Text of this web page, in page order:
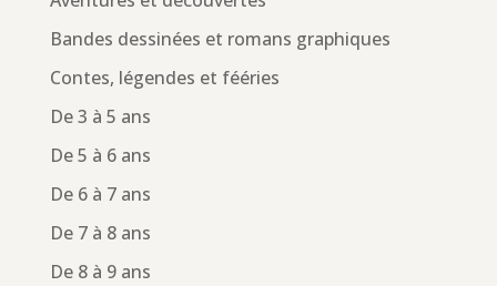
Bandes dessinées et romans graphiques
Contes, légendes et fééries
De 3 à 5 ans
De 5 à 6 ans
De 6 à 7 ans
De 7 à 8 ans
De 8 à 9 ans